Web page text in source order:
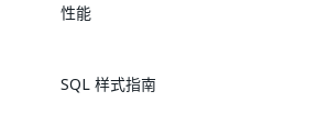
性能
SQL 样式指南